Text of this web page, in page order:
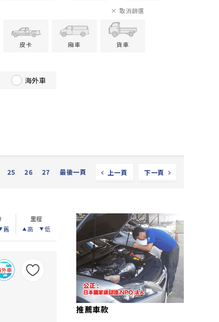
皮卡 廂車 貨車
取消篩選
海外車
25 26 27 最後一頁 上一頁 下一頁
舊
里程
高
低
推薦車款